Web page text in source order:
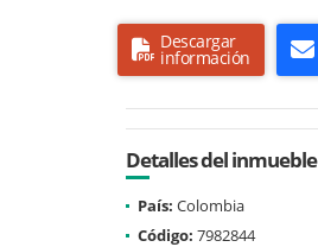
Descargar
información
Detalles del inmueble
País: Colombia
Código: 7982844